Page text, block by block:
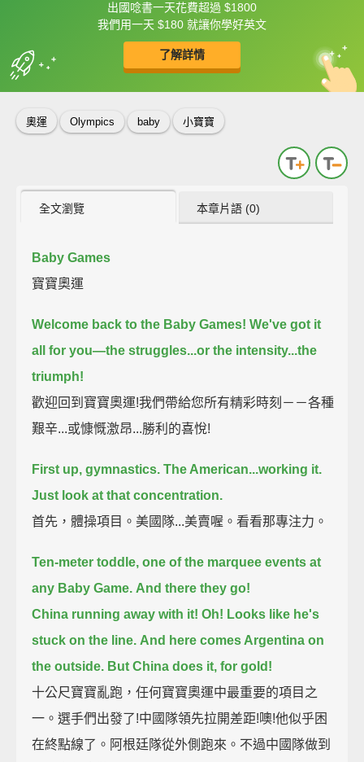
出國唸書一天花費超過 $1800
我們用一天 $180 就讓你學好英文
了解詳情
框選或點兩下字幕可以直接查字典喔！
收錄佳句 中
英
奧運 Olympics baby 小寶寶
全文瀏覽 本章片語 (0)
Baby Games
寶寶奧運
Welcome back to the Baby Games! We've got it
all for you—the struggles...or the intensity...the
triumph!
歡迎回到寶寶奧運!我們帶給您所有精彩時刻－－各種
艱辛...或慷慨激昂...勝利的喜悅!
First up, gymnastics. The American...working it.
Just look at that concentration.
首先，體操項目。美國隊...美賣喔。看看那專注力。
Ten-meter toddle, one of the marquee events at
any Baby Game. And there they go!
China running away with it! Oh! Looks like he's
stuck on the line. And here comes Argentina on
the outside. But China does it, for gold!
十公尺寶寶亂跑，任何寶寶奧運中最重要的項目之
一。選手們出發了!中國隊領先拉開差距!噢!他似乎困
在終點線了。阿根廷隊從外側跑來。不過中國隊做到